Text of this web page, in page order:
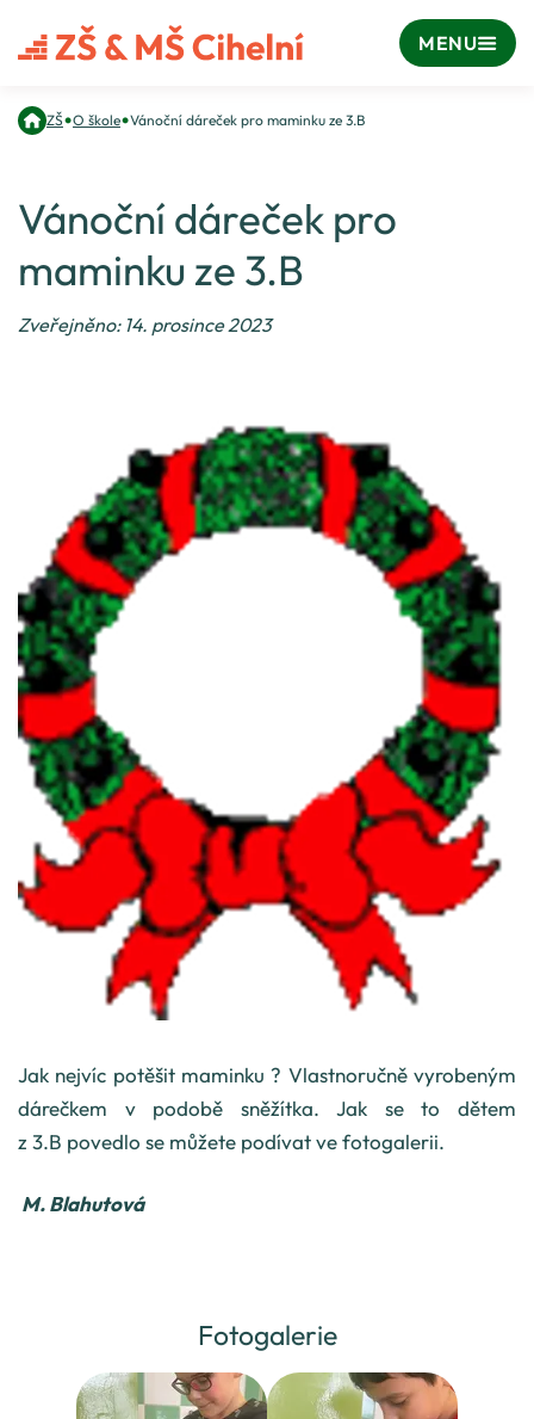
MENU
ZŠ•O škole•Vánoční dáreček pro maminku ze 3.B
Vánoční dáreček pro
maminku ze 3.B
Zveřejněno: 14. prosince 2023
Jak nejvíc potěšit maminku ? Vlastnoručně vyrobeným
dárečkem v podobě sněžítka. Jak se to dětem
z 3.B povedlo se můžete podívat ve fotogalerii.
M. Blahutová
Fotogalerie